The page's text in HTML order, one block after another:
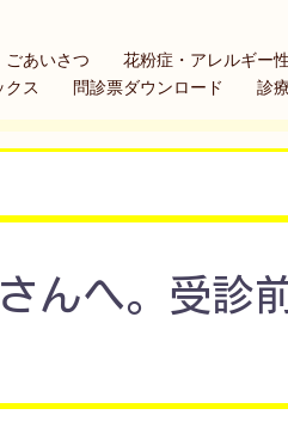
ごあいさつ
花粉症・アレルギー
クス
問診票ダウンロード 診
んへ。受診